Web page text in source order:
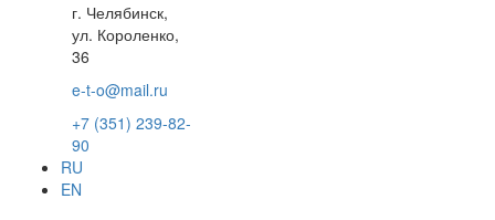
г. Челябинск,
ул. Короленко,
36
e-t-o@mail.ru
+7 (351) 239-82-
90
RU
EN